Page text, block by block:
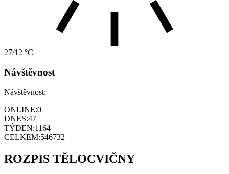
27/12 °C
Návštěvnost
Návštěvnost:
ONLINE:0
DNES:47
TÝDEN:1164
CELKEM:546732
ROZPIS TĚLOCVIČNY